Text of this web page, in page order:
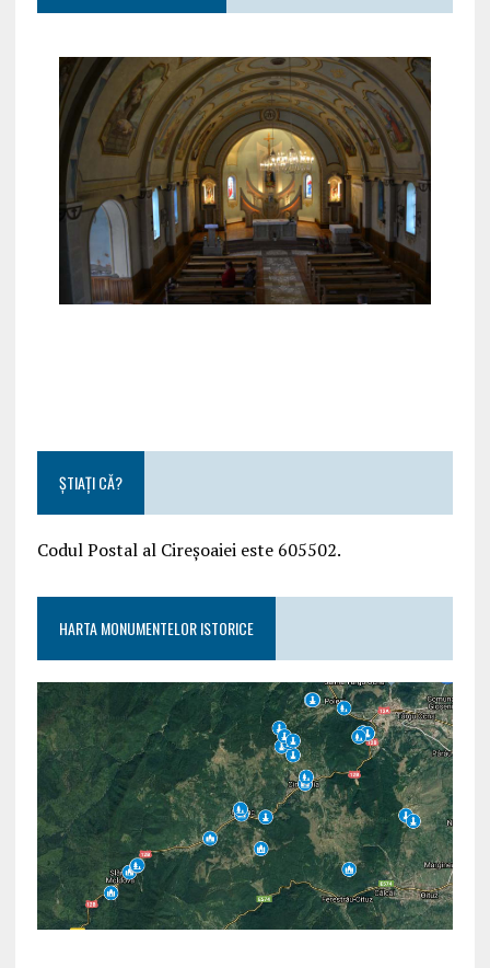
ȘTIAȚI CĂ?
Codul Postal al Cireșoaiei este 605502.
HARTA MONUMENTELOR ISTORICE